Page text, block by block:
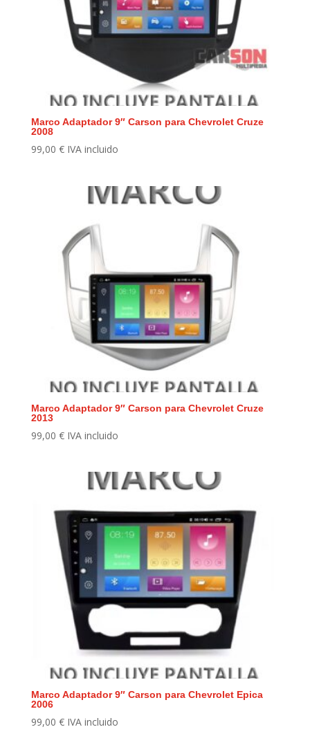
Marco Adaptador 9″ Carson para Chevrolet Cruze
2008
99,00 € IVA incluido
Marco Adaptador 9″ Carson para Chevrolet Cruze
2013
99,00 € IVA incluido
Marco Adaptador 9″ Carson para Chevrolet Epica
2006
99,00 € IVA incluido